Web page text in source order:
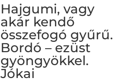
Hajgumi, vagy
akár kendő
összefogó gyűrű.
Bordó – ezüst
gyöngyökkel.
Jókai